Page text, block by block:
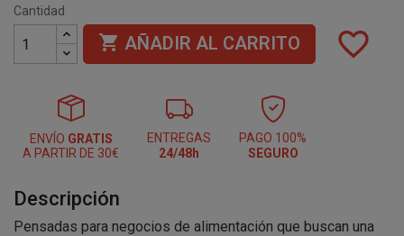
Cantidad
 AÑADIR AL CARRITO favorite_border
ENVÍO GRATIS
A PARTIR DE 30€
ENTREGAS
24/48h
PAGO 100%
SEGURO
Descripción
Pensadas para negocios de alimentación que buscan una